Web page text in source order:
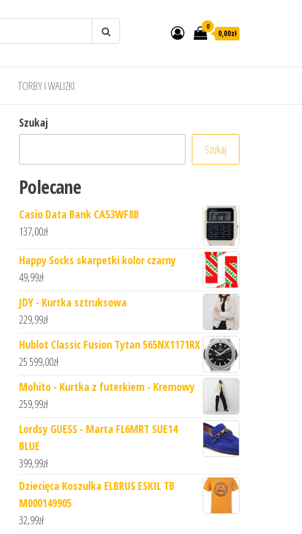
0
0,00zł
TORBY I WALIZKI
Szukaj
Szukaj
Polecane
Casio Data Bank CA53WF8B
137,00zł
Happy Socks skarpetki kolor czarny
49,99zł
JDY - Kurtka sztruksowa
229,99zł
Hublot Classic Fusion Tytan 565NX1171RX
25 599,00zł
Mohito - Kurtka z futerkiem - Kremowy
259,99zł
Lordsy GUESS - Marta FL6MRT SUE14
BLUE
399,99zł
Dziecięca Koszulka ELBRUS ESKIL TB
M000149905
32,99zł